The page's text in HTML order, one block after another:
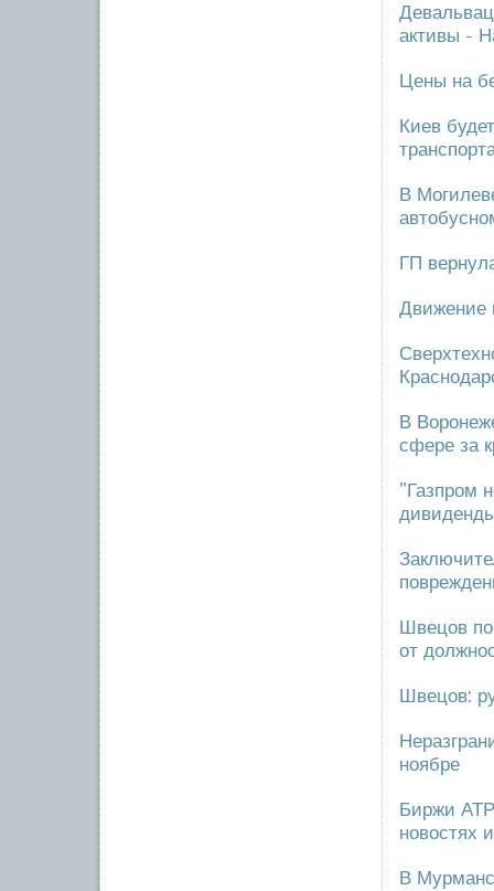
активы -
Цены на
Киев
В
ГП
Движение
В
сфере за
"Газпром
Швецов
от
Швецов:
ноябре
Биржи
новостях
В